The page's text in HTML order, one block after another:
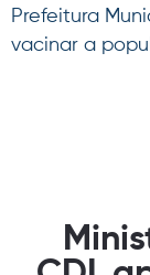
Prefeitura
vacinar a